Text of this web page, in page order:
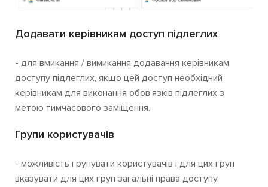
Додавати керівникам доступ підлеглих
- для вмикання / вимикання додавання керівникам
доступу підлеглих, якщо цей доступ необхідний
керівникам для виконання обов'язків підлеглих з
метою тимчасового заміщення.
Групи користувачів
- можливість групувати користувачів і для цих груп
вказувати для цих груп загальні права доступу.